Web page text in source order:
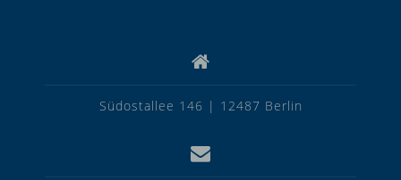
Südostallee 146 | 12487 Berlin